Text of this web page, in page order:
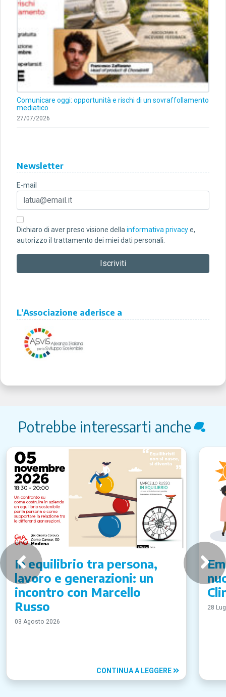
Comunicare oggi: opportunità e rischi di un sovraffollamento
mediatico
27/07/2026
Newsletter
E-mail
Dichiaro di aver preso visione della informativa privacye,
autorizzo il trattamento dei miei dati personali.
L’Associazione aderisce a
Potrebbe interessarti anche
In equilibrio tra persona,
lavoro e generazioni: un
incontro con Marcello
Russo
03 Agosto 2026
CONTINUA A LEGGERE
28